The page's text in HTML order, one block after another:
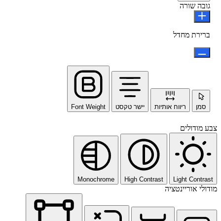
גובה שורה
ברירת מחדל
סמן ריווח אותיות יישר טקסט Font Weight
צבע מודולים
Light Contrast
High Contrast
Monochrome
מודולי אוריינטציה